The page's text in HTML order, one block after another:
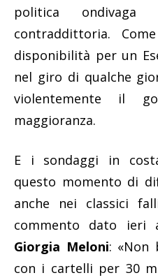
politica
contraddittoria.
disponibilità per un
nel giro di qualche
violentemente il
maggioranza.
E i sondaggi in
questo momento di
anche nei classici
commento dato ieri
Giorgia Meloni: «Non
con i cartelli per 30